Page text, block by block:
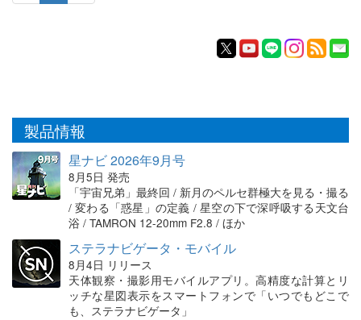
製品情報
星ナビ 2026年9月号
8月5日 発売
「宇宙兄弟」最終回 / 新月のペルセ群極大を見る・撮る
/ 変わる「惑星」の定義 / 星空の下で深呼吸する天文台
浴 / TAMRON 12-20mm F2.8 / ほか
ステラナビゲータ・モバイル
8月4日 リリース
天体観察・撮影用モバイルアプリ。高精度な計算とリ
ッチな星図表示をスマートフォンで「いつでもどこで
も、ステラナビゲータ」